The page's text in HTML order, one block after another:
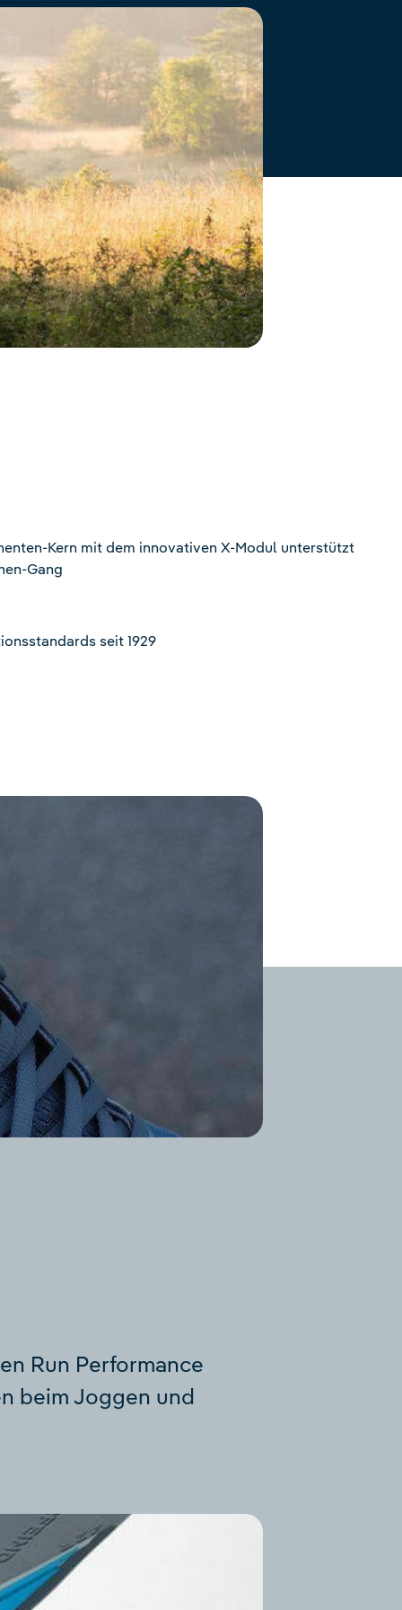
Kern mit dem innovativen X-Modul unterstützt
Gang
seit 1929
Run Performance
beim Joggen und